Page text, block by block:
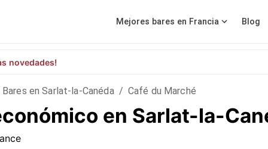
Mejores bares en Francia Blog
novedades!
Bares en Sarlat-la-Canéda / Café du Marché
en Sarlat-la-